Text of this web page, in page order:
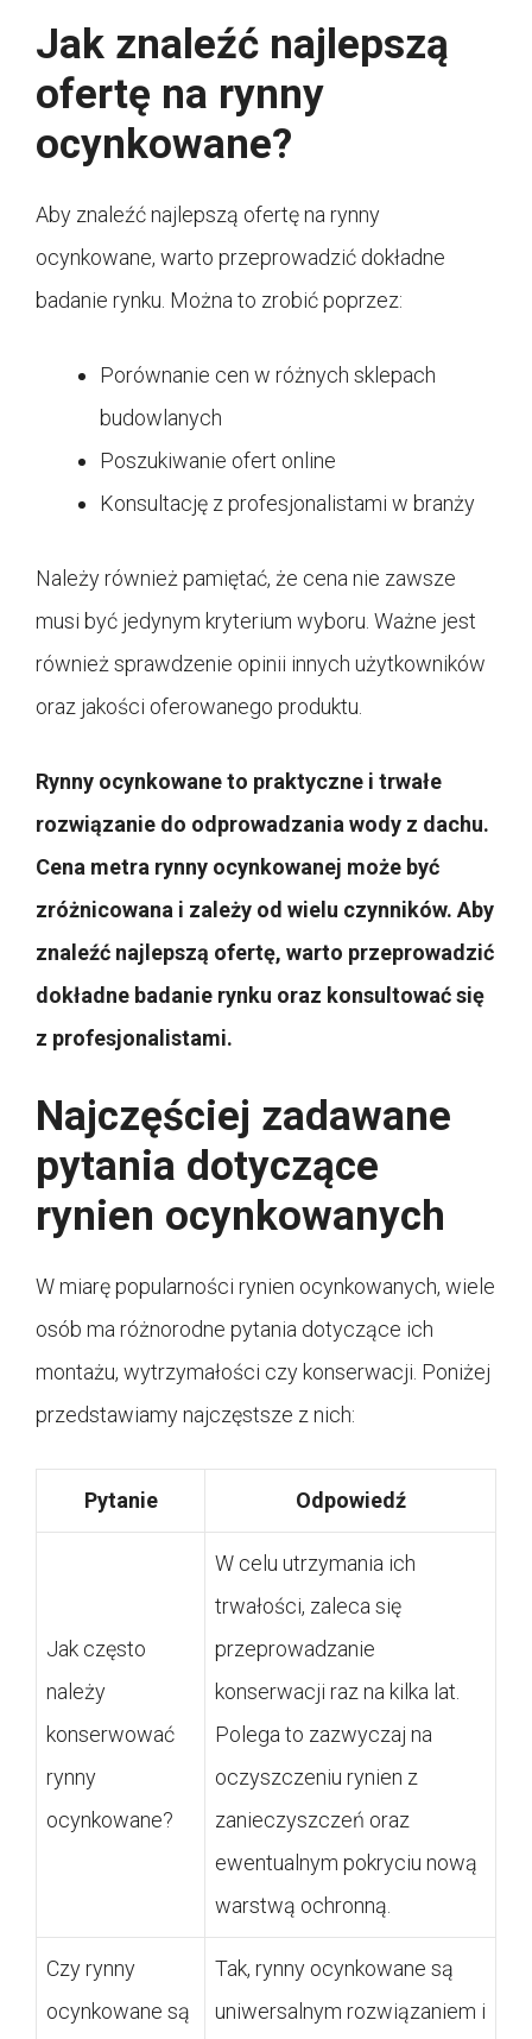
Jak znaleźć najlepszą
ofertę na rynny
ocynkowane?
Aby znaleźć najlepszą ofertę na rynny
ocynkowane, warto przeprowadzić dokładne
badanie rynku. Można to zrobić poprzez:
Porównanie cen w różnych sklepach
budowlanych
Poszukiwanie ofert online
Konsultację z profesjonalistami w branży
Należy również pamiętać, że cena nie zawsze
musi być jedynym kryterium wyboru. Ważne jest
również sprawdzenie opinii innych użytkowników
oraz jakości oferowanego produktu.
Rynny ocynkowane to praktyczne i trwałe
rozwiązanie do odprowadzania wody z dachu.
Cena metra rynny ocynkowanej może być
zróżnicowana i zależy od wielu czynników. Aby
znaleźć najlepszą ofertę, warto przeprowadzić
dokładne badanie rynku oraz konsultować się
z profesjonalistami.
Najczęściej zadawane
pytania dotyczące
rynien ocynkowanych
W miarę popularności rynien ocynkowanych, wiele
osób ma różnorodne pytania dotyczące ich
montażu, wytrzymałości czy konserwacji. Poniżej
przedstawiamy najczęstsze z nich:
Pytanie Odpowiedź
Jak często
należy
konserwować
rynny
ocynkowane?
W celu utrzymania ich
trwałości, zaleca się
przeprowadzanie
konserwacji raz na kilka lat.
Polega to zazwyczaj na
oczyszczeniu rynien z
zanieczyszczeń oraz
ewentualnym pokryciu nową
warstwą ochronną.
Czy rynny
ocynkowane są
Tak, rynny ocynkowane są
uniwersalnym rozwiązaniem i